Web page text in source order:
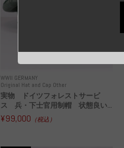
WWII GERMANY
Original Hat and Cap Other
実物 ドイツフォレストサービ
ス 兵・下士官用制帽 状態良い...
¥99,000 （税込）